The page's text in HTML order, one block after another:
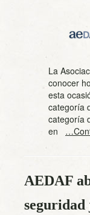
La
conocer
esta
categoría
categoría
en
AEDAF
seguridad